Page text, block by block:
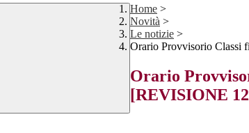
Home >
Novità >
Le notizie >
Orario Provvisorio Classi
Orario
[REVISIONE